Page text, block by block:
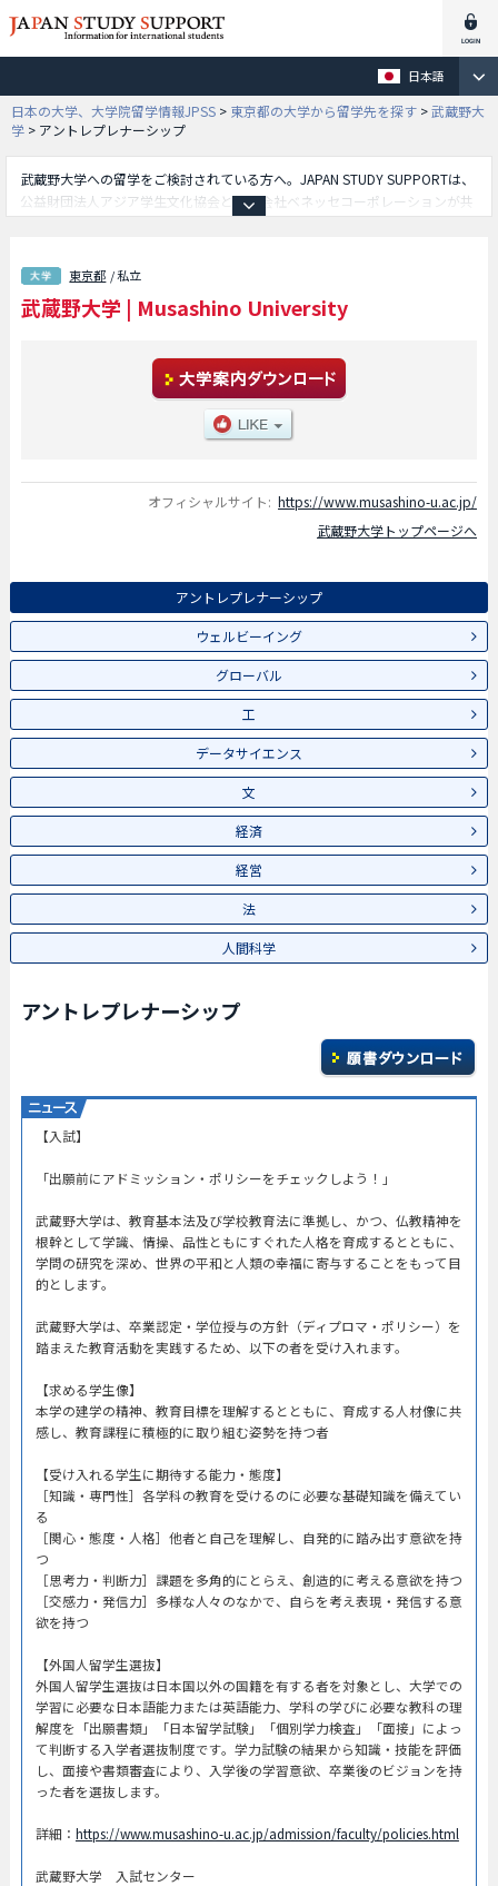
日本語
日本の大学、大学院留学情報JPSS > 東京都の大学から留学先を探す >武蔵野大
学 > アントレプレナーシップ
武蔵野大学への留学をご検討されている方へ。JAPAN STUDY SUPPORTは、
公益財団法人アジア学生文化協会と株式会社ベネッセコーポレーションが共
部やデータサイエンス学部や文学部や経済学部や経営学部や法学部や人間科
学学部等、学部別の詳細情報も掲載していますので、武蔵野大学に関する留
学情報をお探しの方は是非ご利用下さい。その他、外国人留学生募集をして
東京都 / 私立
武蔵野大学 | Musashino University
オフィシャルサイト: https://www.musashino-u.ac.jp/
武蔵野大学トップページへ
アントレプレナーシップ
ウェルビーイング
グローバル
工
データサイエンス
文
経済
経営
法
人間科学
アントレプレナーシップ
【入試】
「出願前にアドミッション・ポリシーをチェックしよう！」
武蔵野大学は、教育基本法及び学校教育法に準拠し、かつ、仏教精神を
根幹として学識、情操、品性ともにすぐれた人格を育成するとともに、
学問の研究を深め、世界の平和と人類の幸福に寄与することをもって目
的とします。
武蔵野大学は、卒業認定・学位授与の方針（ディプロマ・ポリシー）を
踏まえた教育活動を実践するため、以下の者を受け入れます。
【求める学生像】
本学の建学の精神、教育目標を理解するとともに、育成する人材像に共
感し、教育課程に積極的に取り組む姿勢を持つ者
【受け入れる学生に期待する能力・態度】
［知識・専門性］各学科の教育を受けるのに必要な基礎知識を備えてい
る
［関心・態度・人格］他者と自己を理解し、自発的に踏み出す意欲を持
つ
［思考力・判断力］課題を多角的にとらえ、創造的に考える意欲を持つ
［交感力・発信力］多様な人々のなかで、自らを考え表現・発信する意
欲を持つ
【外国人留学生選抜】
外国人留学生選抜は日本国以外の国籍を有する者を対象とし、大学での
学習に必要な日本語能力または英語能力、学科の学びに必要な教科の理
解度を「出願書類」「日本留学試験」「個別学力検査」「面接」によっ
て判断する入学者選抜制度です。学力試験の結果から知識・技能を評価
し、面接や書類審査により、入学後の学習意欲、卒業後のビジョンを持
った者を選抜します。
詳細： https://www.musashino-u.ac.jp/admission/faculty/policies.html
武蔵野大学 入試センター